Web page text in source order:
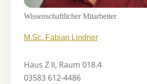
Wissenschaftlicher Mitarbeiter
M.Sc. Fabian Lindner
Haus Z II, Raum 018.4
03583 612-4486